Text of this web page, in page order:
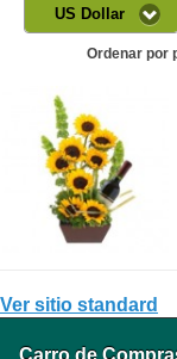
US Dollar
Ordenar por
Ver sitio standard
Carro de